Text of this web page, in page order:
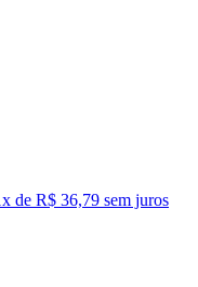
x de R$ 36,79 sem juros